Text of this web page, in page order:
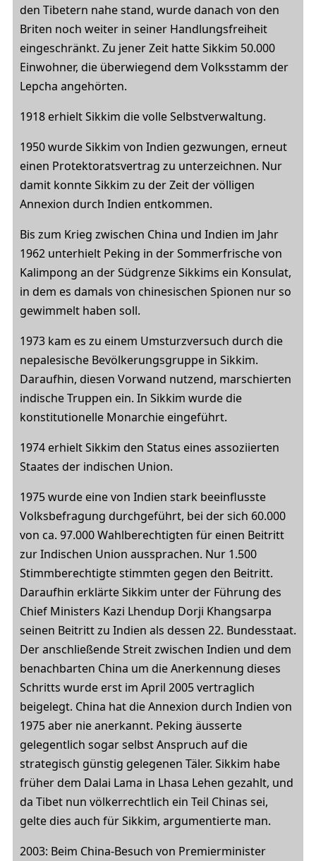
den Tibetern nahe stand, wurde danach von den
Briten noch weiter in seiner Handlungsfreiheit
eingeschränkt. Zu jener Zeit hatte Sikkim 50.000
Einwohner, die überwiegend dem Volksstamm der
Lepcha angehörten.
1918 erhielt Sikkim die volle Selbstverwaltung.
1950 wurde Sikkim von Indien gezwungen, erneut
einen Protektoratsvertrag zu unterzeichnen. Nur
damit konnte Sikkim zu der Zeit der völligen
Annexion durch Indien entkommen.
Bis zum Krieg zwischen China und Indien im Jahr
1962 unterhielt Peking in der Sommerfrische von
Kalimpong an der Südgrenze Sikkims ein Konsulat,
in dem es damals von chinesischen Spionen nur so
gewimmelt haben soll.
1973 kam es zu einem Umsturzversuch durch die
nepalesische Bevölkerungsgruppe in Sikkim.
Daraufhin, diesen Vorwand nutzend, marschierten
indische Truppen ein. In Sikkim wurde die
konstitutionelle Monarchie eingeführt.
1974 erhielt Sikkim den Status eines assoziierten
Staates der indischen Union.
1975 wurde eine von Indien stark beeinflusste
Volksbefragung durchgeführt, bei der sich 60.000
von ca. 97.000 Wahlberechtigten für einen Beitritt
zur Indischen Union aussprachen. Nur 1.500
Stimmberechtigte stimmten gegen den Beitritt.
Daraufhin erklärte Sikkim unter der Führung des
Chief Ministers Kazi Lhendup Dorji Khangsarpa
seinen Beitritt zu Indien als dessen 22. Bundesstaat.
Der anschließende Streit zwischen Indien und dem
benachbarten China um die Anerkennung dieses
Schritts wurde erst im April 2005 vertraglich
beigelegt. China hat die Annexion durch Indien von
1975 aber nie anerkannt. Peking äusserte
gelegentlich sogar selbst Anspruch auf die
strategisch günstig gelegenen Täler. Sikkim habe
früher dem Dalai Lama in Lhasa Lehen gezahlt, und
da Tibet nun völkerrechtlich ein Teil Chinas sei,
gelte dies auch für Sikkim, argumentierte man.
2003: Beim China-Besuch von Premierminister